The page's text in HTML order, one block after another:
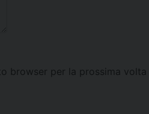
browser per la prossima